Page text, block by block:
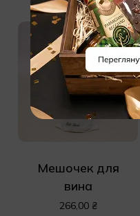
Мешочек для
вина
266,00 ₴